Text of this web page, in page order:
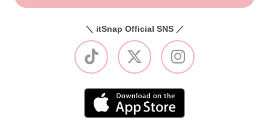
＼ itSnap Official SNS ／